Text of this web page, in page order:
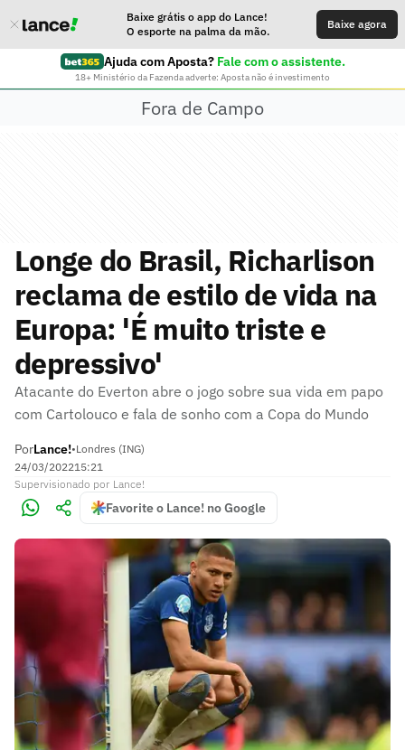
Baixe grátis o app do Lance!
O esporte na palma da mão.
Baixe agora
Ajuda com Aposta? Fale com o assistente.
18+ Ministério da Fazenda adverte: Aposta não é investimento
Fora de Campo
Longe do Brasil, Richarlison
reclama de estilo de vida na
Europa: 'É muito triste e
depressivo'
Atacante do Everton abre o jogo sobre sua vida em papo
com Cartolouco e fala de sonho com a Copa do Mundo
PorLance!•Londres (ING)
24/03/202215:21
Supervisionado por Lance!
Favorite o Lance! no Google